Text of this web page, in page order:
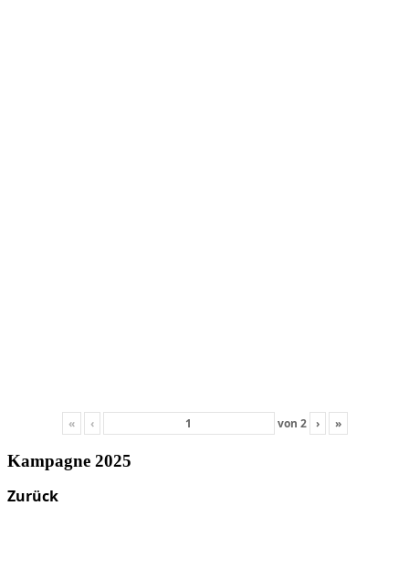
« ‹ von 2 › »
Kampagne 2025
Zurück